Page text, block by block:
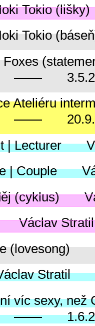
Tokio (lišky)
Tokio
Ateliéru
| Lecturer
| Couple
(cyklus)
Václav Stratil
(lovesong)
Stratil
víc sexy, než